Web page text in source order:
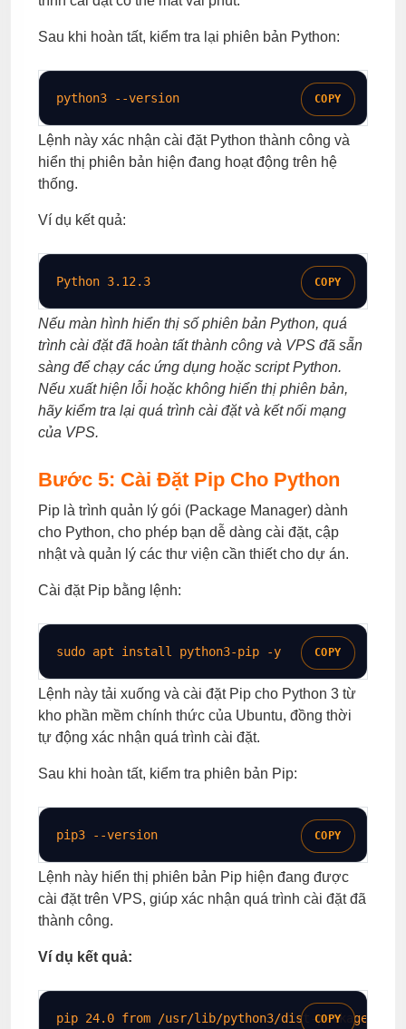
Sau khi hoàn tất, kiểm tra lại phiên bản Python:
python3 --version COPY
Lệnh này xác nhận cài đặt Python thành công và
hiển thị phiên bản hiện đang hoạt động trên hệ
thống.
Ví dụ kết quả:
Python 3.12.3 COPY
Nếu màn hình hiển thị số phiên bản Python, quá
trình cài đặt đã hoàn tất thành công và VPS đã sẵn
sàng để chạy các ứng dụng hoặc script Python.
Nếu xuất hiện lỗi hoặc không hiển thị phiên bản,
hãy kiểm tra lại quá trình cài đặt và kết nối mạng
của VPS.
Bước 5: Cài Đặt Pip Cho Python
Pip là trình quản lý gói (Package Manager) dành
cho Python, cho phép bạn dễ dàng cài đặt, cập
nhật và quản lý các thư viện cần thiết cho dự án.
Cài đặt Pip bằng lệnh:
sudo apt install python3-pip -y COPY
Lệnh này tải xuống và cài đặt Pip cho Python 3 từ
kho phần mềm chính thức của Ubuntu, đồng thời
tự động xác nhận quá trình cài đặt.
Sau khi hoàn tất, kiểm tra phiên bản Pip:
pip3 --version COPY
Lệnh này hiển thị phiên bản Pip hiện đang được
cài đặt trên VPS, giúp xác nhận quá trình cài đặt đã
thành công.
Ví dụ kết quả:
pip 24.0 from /usr/lib/python3/dist-packages
COPY